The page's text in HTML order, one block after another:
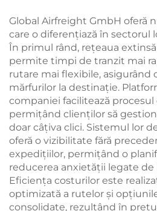
Global Airfreight GmbH oferă
care o diferențiază în sectorul
În primul rând, rețeaua
permite timpi de tranzit mai
rutare mai flexibile, asigurând
mărfurilor la destinație.
companiei facilitează procesul
permițând clienților să
doar câțiva clici. Sistemul lor
oferă o vizibilitate fără
expedițiilor, permițând o
reducerea anxietății legate de
Eficiența costurilor este
optimizată a rutelor și
consolidate, rezultând în